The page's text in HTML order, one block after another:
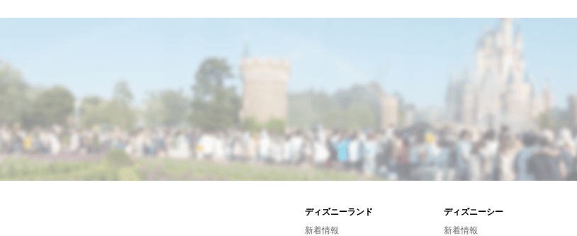
ディズニーランド ディズニーシー
新着情報
新着情報